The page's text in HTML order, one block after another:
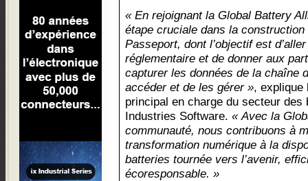
« En rejoignant la Global Battery
étape cruciale dans la
Passeport, dont l’objectif est
réglementaire et de donner aux
capturer les données de la chaîne
accéder et de les gérer », explique
principal en charge du secteur
Industries Software. « Avec la
communauté, nous contribuons à
transformation numérique à la
batteries tournée vers l’avenir,
écoresponsable. »